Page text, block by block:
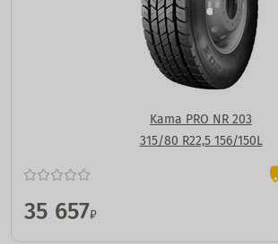
Kama PRO NR 203
315/80 R22,5 156/150L
35 657₽